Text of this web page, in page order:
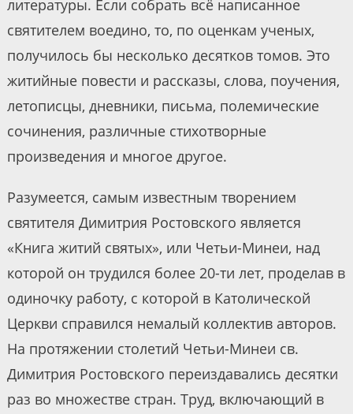
литературы. Если собрать всё написанное
святителем воедино, то, по оценкам ученых,
получилось бы несколько десятков томов. Это
житийные повести и рассказы, слова, поучения,
летописцы, дневники, письма, полемические
сочинения, различные стихотворные
произведения и многое другое.
Разумеется, самым известным творением
святителя Димитрия Ростовского является
«Книга житий святых», или Четьи-Минеи, над
которой он трудился более 20-ти лет, проделав в
одиночку работу, с которой в Католической
Церкви справился немалый коллектив авторов.
На протяжении столетий Четьи-Минеи св.
Димитрия Ростовского переиздавались десятки
раз во множестве стран. Труд, включающий в